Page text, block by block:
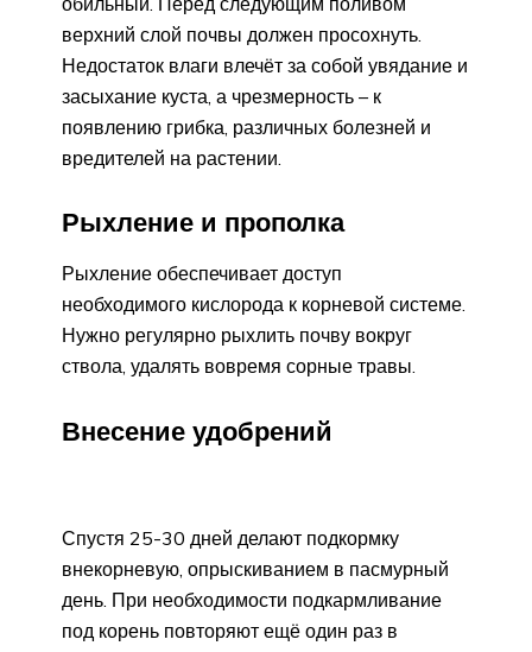
верхний слой почвы должен просохнуть.
Недостаток влаги влечёт за собой увядание и
засыхание куста, а чрезмерность – к
появлению грибка, различных болезней и
вредителей на растении.
Рыхление и прополка
Рыхление обеспечивает доступ
необходимого кислорода к корневой системе.
Нужно регулярно рыхлить почву вокруг
ствола, удалять вовремя сорные травы.
Внесение удобрений
Спустя 25-30 дней делают подкормку
внекорневую, опрыскиванием в пасмурный
день. При необходимости подкармливание
под корень повторяют ещё один раз в